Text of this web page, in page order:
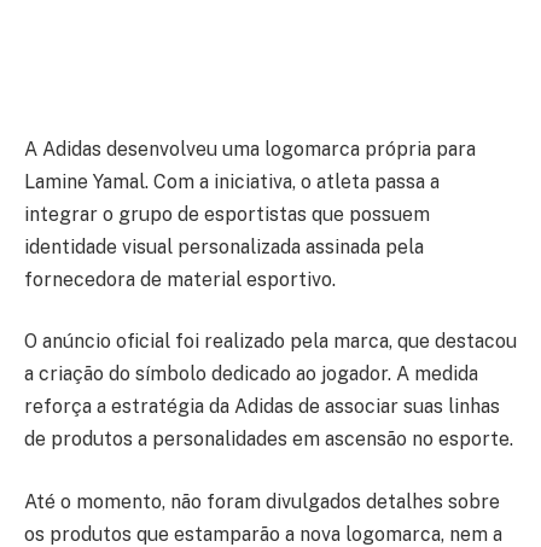
A Adidas desenvolveu uma logomarca própria para
Lamine Yamal. Com a iniciativa, o atleta passa a
integrar o grupo de esportistas que possuem
identidade visual personalizada assinada pela
fornecedora de material esportivo.
O anúncio oficial foi realizado pela marca, que destacou
a criação do símbolo dedicado ao jogador. A medida
reforça a estratégia da Adidas de associar suas linhas
de produtos a personalidades em ascensão no esporte.
Até o momento, não foram divulgados detalhes sobre
os produtos que estamparão a nova logomarca, nem a